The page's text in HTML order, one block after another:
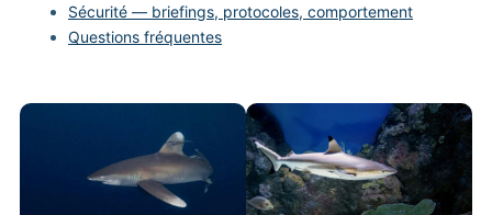
Sécurité — briefings, protocoles, comportement
Questions fréquentes